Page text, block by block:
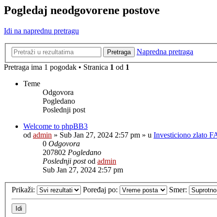
Pogledaj neodgovorene postove
Idi na naprednu pretragu
Pretraga
Napredna pretraga
Pretraga ima 1 pogodak • Stranica 1 od 1
Teme
Odgovora
Pogledano
Poslednji post
Welcome to phpBB3
od admin » Sub Jan 27, 2024 2:57 pm » u Investiciono zlato
0 Odgovora
207802 Pogledano
Poslednji postod admin
Sub Jan 27, 2024 2:57 pm
Prikaži: Poređaj po: Smer: